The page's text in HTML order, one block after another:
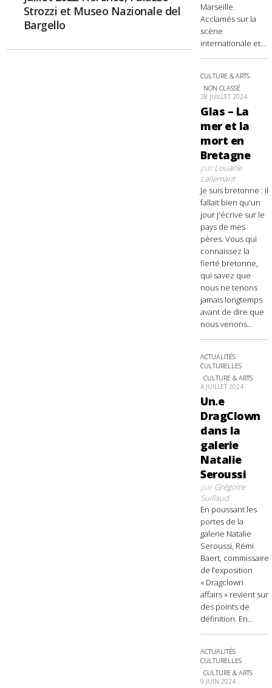
Strozzi et Museo Nazionale del
Bargello
Marseille.
Acclamés sur la
scène
internationale et...
CULTURE & ARTS
NON CLASSÉ
28 JUILLET 2024
Glas – La
mer et la
mort en
Bretagne
parLouane
Lallemant
Je suis bretonne : il
fallait bien qu'un
jour j'écrive sur le
pays de mes
pères. Vous qui
connaissez la
fierté bretonne,
qui savez que
nous ne tenons
jamais longtemps
avant de dire que
nous venons...
ACTUALITÉS
CULTURELLES
CULTURE & ARTS
4 JUILLET 2024
Un.e
DragClown
dans la
galerie
Natalie
Seroussi
parGrégoire
Suillaud
En poussant les
portes de la
galerie Natalie
Seroussi, Rémi
Baert, commissaire
de l’exposition
« Dragclown
affairs » revient sur
des points de
définition. En...
ACTUALITÉS
CULTURELLES
CULTURE & ARTS
9 JUIN 2024